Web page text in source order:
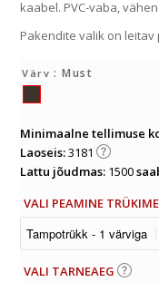
kaabel. PVC-vaba,
Pakendite valik on leitav
Värv : Must
Minimaalne tellimuse
Laoseis:3181
Lattu jõudmas: 1500
VALI PEAMINE
VALI TARNEAEG